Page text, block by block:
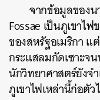
จากข้อมูลของน
Fossae เป็นภูเขาไ
ของสหรัฐอเมริกา แ
กระแสลมกัดเซาะจ
นักวิทยาศาสตร์ยังจ
ภูเขาไฟเหล่านี้ก่อตัว